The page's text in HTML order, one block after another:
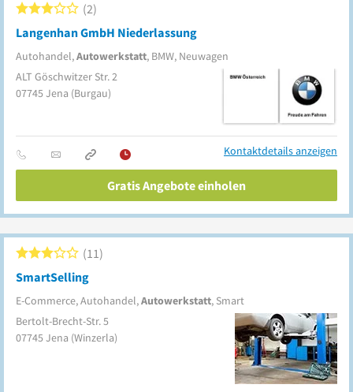
Langenhan GmbH Niederlassung
Autohandel,Autowerkstatt, BMW, Neuwagen
2
ALT Göschwitzer Str. 2
07745Jena (Burgau)
Kontaktdetails anzeigen
Gratis Angebote einholen
SmartSelling
E-Commerce, Autohandel,Autowerkstatt, Smart
11
Bertolt-Brecht-Str. 5
07745Jena (Winzerla)